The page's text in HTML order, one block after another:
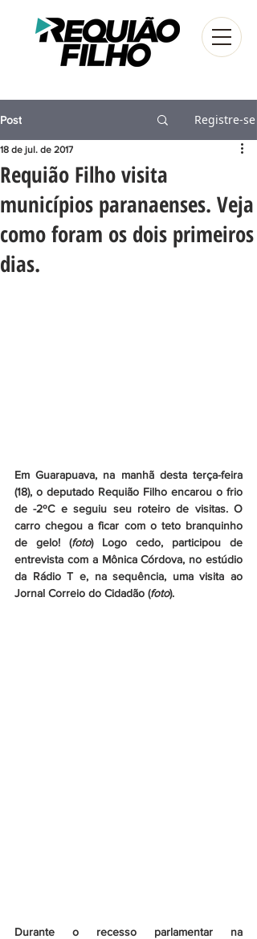
Post Registre-se
Requião Filho visita
municípios paranaenses. Veja
como foram os dois primeiros
dias.
18 de jul. de 2017
Em Guarapuava, na manhã desta terça-feira
(18), o deputado Requião Filho encarou o frio
de -2ºC e seguiu seu roteiro de visitas. O
carro chegou a ficar com o teto branquinho
de gelo! (foto) Logo cedo, participou de
entrevista com a Mônica Córdova, no estúdio
da Rádio T e, na sequência, uma visita ao
Jornal Correio do Cidadão (foto).
Durante o recesso parlamentar na